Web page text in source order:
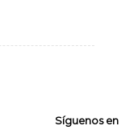
Síguenos en